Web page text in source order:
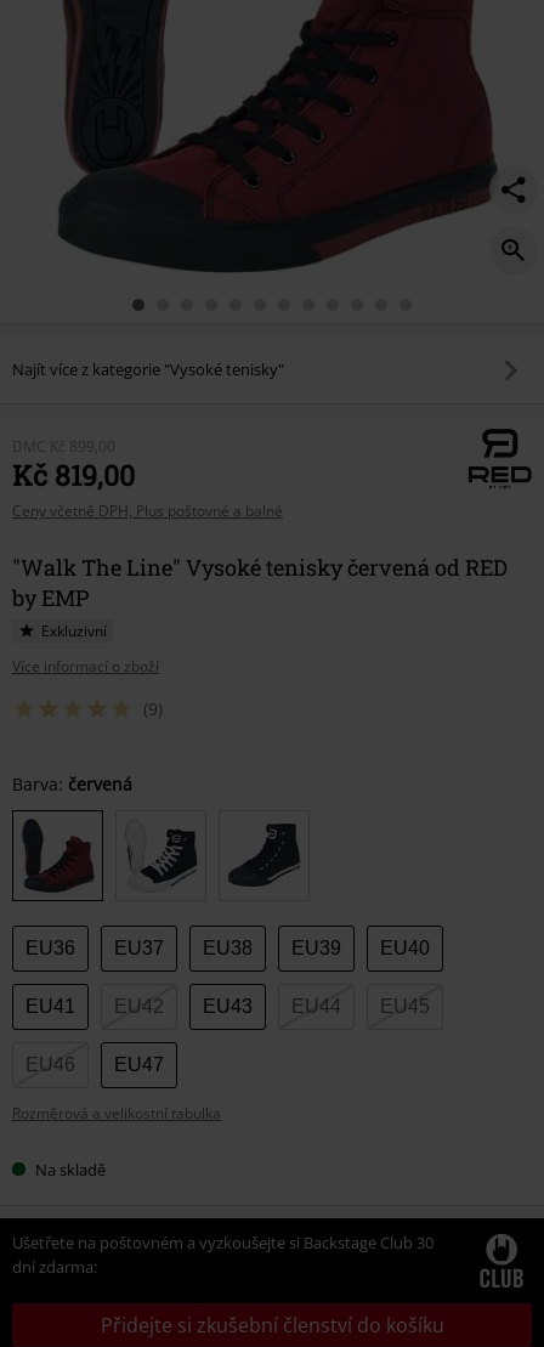
Najít více z kategorie "Vysoké tenisky"
DMC Kč 899,00
Kč 819,00
Ceny včetně DPH, Plus poštovné a balné
"Walk The Line" Vysoké tenisky červená od RED
by EMP
Exkluzivní
Více informací o zboží
(9)
Vyberte
si
velikost
Barva: červená
EU36 EU37 EU38 EU39 EU40
EU41 EU42 EU43 EU44 EU45
EU46 EU47
Rozměrová a velikostní tabulka
Na skladě
Ušetřete na poštovném a vyzkoušejte si Backstage Club 30
dní zdarma:
Přidejte si zkušební členství do košíku